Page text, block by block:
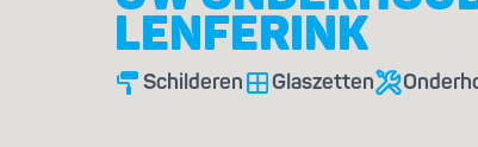
LENFERINK
Schilderen Glaszetten